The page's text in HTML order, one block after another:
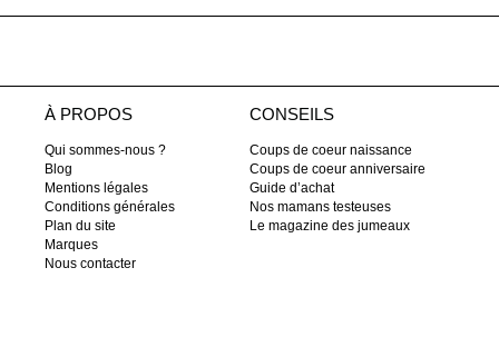
À PROPOS
Qui sommes-nous ?
Blog
Mentions légales
Conditions générales
Plan du site
Marques
Nous contacter
CONSEILS
Coups de coeur naissance
Coups de coeur anniversaire
Guide d’achat
Nos mamans testeuses
Le magazine des jumeaux